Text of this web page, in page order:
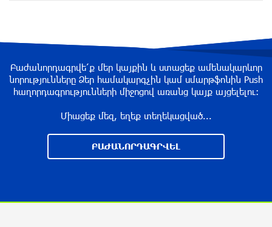
около одного месяца назад
На автодороге Ереван-Севан произошел
около одного месяца назад
Оппозиция Грузии отказалась от мандатов и
Բաժանորդագրվե՛ք մեր կայքին և ստացեք ամենակարևոր
նորությունները Ձեր համակարգչին կամ սմարթֆոնին Push
հաղորդագրությունների միջոցով առանց կայք այցելելու։
Միացեք մեզ, եղեք տեղեկացված...
ԲԱԺԱՆՈՐԴԱԳՐՎԵԼ